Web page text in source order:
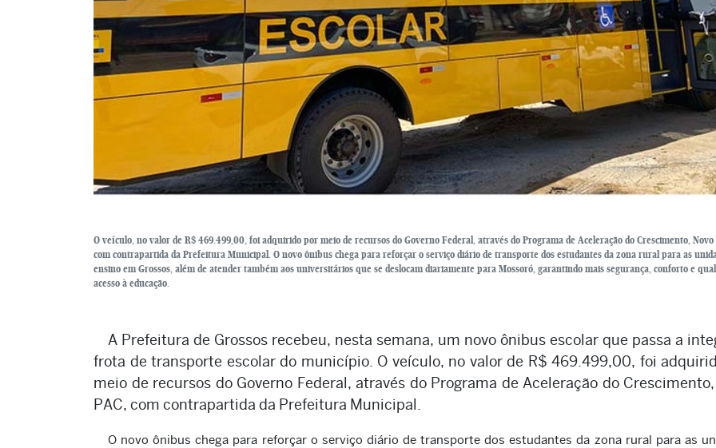
O veículo, no valor de R$ 469.499,00, foi adquirido por meio de recursos do Governo Federal, através do Programa de Aceleração do Crescimento, Novo
com contrapartida da Prefeitura Municipal. O novo ônibus chega para reforçar o serviço diário de transporte dos estudantes da zona rural para as
ensino em Grossos, além de atender também aos universitários que se deslocam diariamente para Mossoró, garantindo mais segurança, conforto e
acesso à educação.
A Prefeitura de Grossos recebeu, nesta semana, um novo ônibus escolar que passa a
frota de transporte escolar do município. O veículo, no valor de R$ 469.499,00, foi
meio de recursos do Governo Federal, através do Programa de Aceleração do
PAC, com contrapartida da Prefeitura Municipal.
O novo ônibus chega para reforçar o serviço diário de transporte dos estudantes da zona rural para as